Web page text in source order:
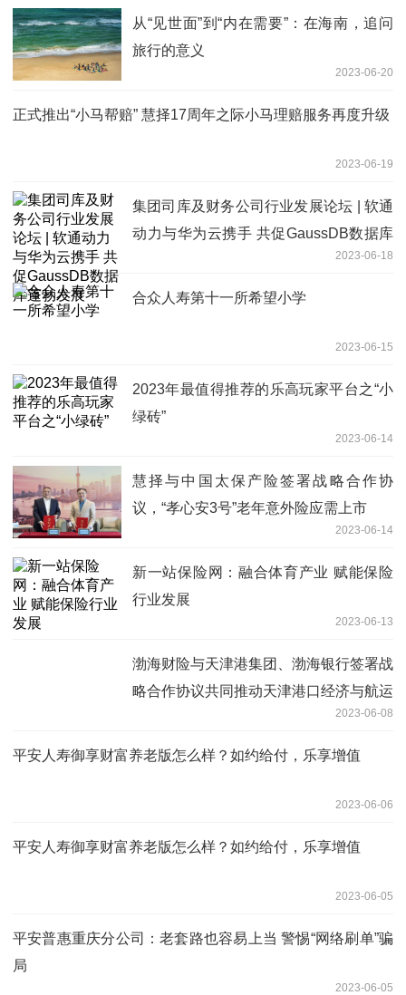
从“见世面”到“内在需要”：在海南，追问
旅行的意义
2023-06-20
正式推出“小马帮赔” 慧择17周年之际小马理赔服务再度升级
2023-06-19
集团司库及财务公司行业发展论坛 | 软通
动力与华为云携手 共促GaussDB数据库
2023-06-18
合众人寿第十一所希望小学
2023-06-15
2023年最值得推荐的乐高玩家平台之“小
绿砖”
2023-06-14
慧择与中国太保产险签署战略合作协
议，“孝心安3号”老年意外险应需上市
2023-06-14
新一站保险网：融合体育产业 赋能保险
行业发展
2023-06-13
渤海财险与天津港集团、渤海银行签署战
略合作协议共同推动天津港口经济与航运
2023-06-08
平安人寿御享财富养老版怎么样？如约给付，乐享增值
2023-06-06
平安人寿御享财富养老版怎么样？如约给付，乐享增值
2023-06-05
平安普惠重庆分公司：老套路也容易上当 警惕“网络刷单”骗
局
2023-06-05